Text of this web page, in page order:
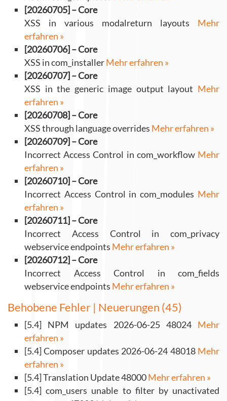
[20260705] – Core
XSS in various modalreturn layouts Mehr
erfahren »
[20260706] – Core
XSS in com_installerMehr erfahren »
[20260707] – Core
XSS in the generic image output layout Mehr
erfahren »
[20260708] – Core
XSS through language overrides Mehr erfahren »
[20260709] – Core
Incorrect Access Control in com_workflow Mehr
erfahren »
[20260710] – Core
Incorrect Access Control in com_modules Mehr
erfahren »
[20260711] – Core
Incorrect Access Control in com_privacy
webservice endpoints Mehr erfahren »
[20260712] – Core
Incorrect Access Control in com_fields
webservice endpoints Mehr erfahren »
Behobene Fehler | Neuerungen (45)
[5.4] NPM updates 2026-06-25 48024 Mehr
erfahren »
[5.4] Composer updates 2026-06-24 48018 Mehr
erfahren »
[5.4] Translation Update 48000Mehr erfahren »
[5.4] com_users unable to filter by unactivated